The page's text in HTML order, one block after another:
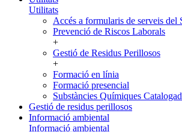
Utilitats
Accés a formularis de serveis del
Prevenció de Riscos Laborals
+
Gestió de Residus Perillosos
+
Formació en línia
Formació presencial
Substàncies Químiques
Gestió de residus perillosos
Informació ambiental
Informació ambiental